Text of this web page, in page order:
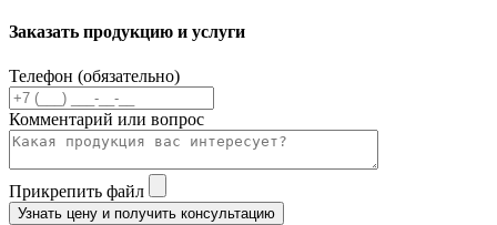
Заказать продукцию и услуги
Телефон (обязательно)
Комментарий или вопрос
Прикрепить файл
Узнать цену и получить консультацию